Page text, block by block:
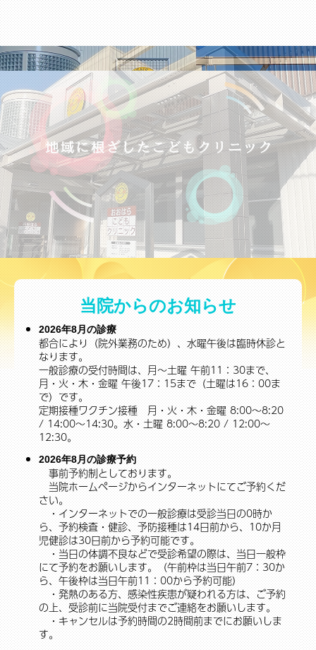
当院からのお知らせ
2026年8月の診療
都合により（院外業務のため）、水曜午後は臨時休診と
なります。
一般診療の受付時間は、月～土曜 午前11：30まで、
月・火・木・金曜 午後17：15まで（土曜は16：00ま
で）です。
定期接種ワクチン接種 月・火・木・金曜 8:00～8:20
/ 14:00～14:30。水・土曜 8:00～8:20 / 12:00～
12:30。
2026年8月の診療予約
事前予約制としております。
当院ホームページからインターネットにてご予約くだ
さい。
・インターネットでの一般診療は受診当日の0時か
ら、予約検査・健診、予防接種は14日前から、10か月
児健診は30日前から予約可能です。
・当日の体調不良などで受診希望の際は、当日一般枠
にて予約をお願いします。（午前枠は当日午前7：30か
ら、午後枠は当日午前11：00から予約可能）
・発熱のある方、感染性疾患が疑われる方は、ご予約
の上、受診前に当院受付までご連絡をお願いします。
・キャンセルは予約時間の2時間前までにお願いしま
す。